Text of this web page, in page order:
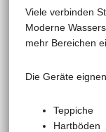
Viele verbinden
Moderne
mehr Bereichen
Die Geräte
Teppiche
Hartböden